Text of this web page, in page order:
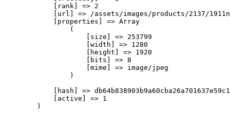
            [rank] => 2
[url] => /assets/images/products/2137/
            [properties] => Array
                (
                    [size] => 253799
                    [width] => 1280
                    [height] => 1920
                    [bits] => 8
                    [mime] => image/jpeg
                )
[hash] =>
            [active] => 1
        )